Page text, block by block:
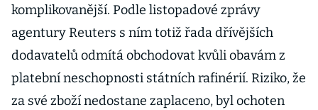
komplikovanější. Podle listopadové zprávy
agentury Reuters s ním totiž řada dřívějších
dodavatelů odmítá obchodovat kvůli obavám z
platební neschopnosti státních rafinérií. Riziko, že
za své zboží nedostane zaplaceno, byl ochoten